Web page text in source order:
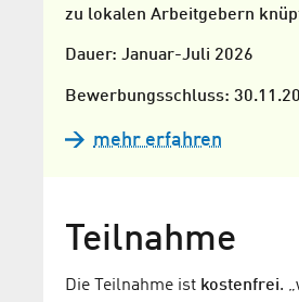
zu lokalen Arbeitgebern
Dauer: Januar-Juli 2026
Bewerbungsschluss:
mehr erfahren
Teilnahme
Die Teilnahme ist kostenfrei.